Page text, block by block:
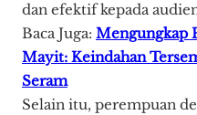
dan efektif kepada
Baca Juga: Mengungkap
Mayit: Keindahan
Seram
Selain itu, perempuan